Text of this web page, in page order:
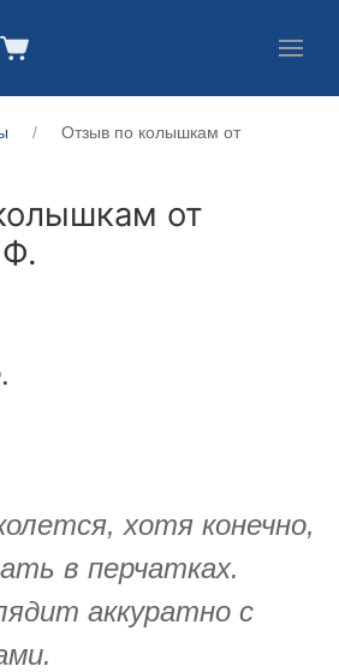
Отзыв по колышкам от
от
хотя конечно,
в перчатках.
аккуратно с